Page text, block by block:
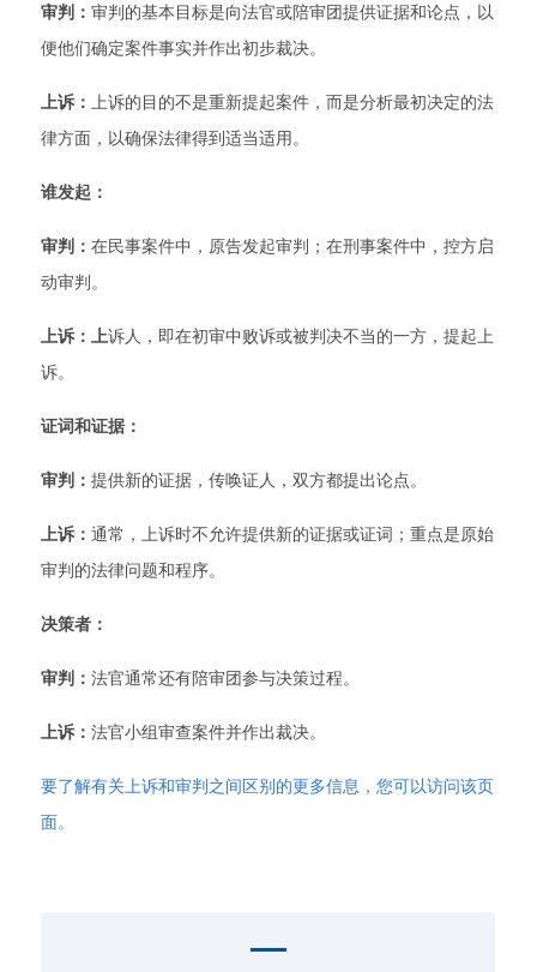
审判： 审判的基本目标是向法官或陪审团提供证据和论点，以
便他们确定案件事实并作出初步裁决。
上诉： 上诉的目的不是重新提起案件，而是分析最初决定的法
律方面，以确保法律得到适当适用。
谁发起：
审判： 在民事案件中，原告发起审判；在刑事案件中，控方启
动审判。
上诉：上诉人，即在初审中败诉或被判决不当的一方，提起上
诉。
证词和证据：
审判： 提供新的证据，传唤证人，双方都提出论点。
上诉： 通常，上诉时不允许提供新的证据或证词；重点是原始
审判的法律问题和程序。
决策者：
审判： 法官通常还有陪审团参与决策过程。
上诉： 法官小组审查案件并作出裁决。
要了解有关上诉和审判之间区别的更多信息，您可以访问该页
面。